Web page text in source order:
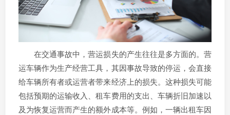
在交通事故中，营运损失的产生往往是多方面的。营
运车辆作为生产经营工具，其因事故导致的停运，会直接
给车辆所有者或运营者带来经济上的损失。这种损失可能
包括预期的运输收入、租车费用的支出、车辆折旧加速以
及为恢复运营而产生的额外成本等。例如，一辆出租车因